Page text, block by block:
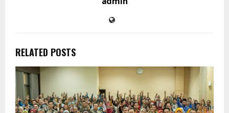
RELATED POSTS